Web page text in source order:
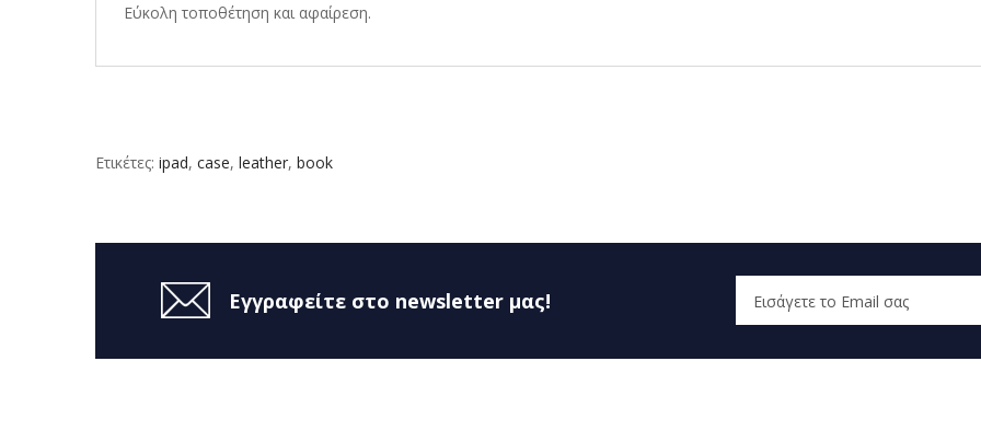
Εύκολη τοποθέτηση και αφαίρεση.
Ετικέτες: ipad, case, leather, book
Εγγραφείτε στο newsletter μας!